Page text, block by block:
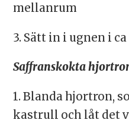
mellanrum
3. Sätt in i ugnen i
Saffranskokta
1. Blanda hjortron,
kastrull och låt det